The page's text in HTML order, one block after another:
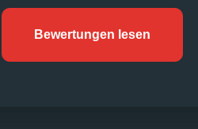
Bewertungen lesen